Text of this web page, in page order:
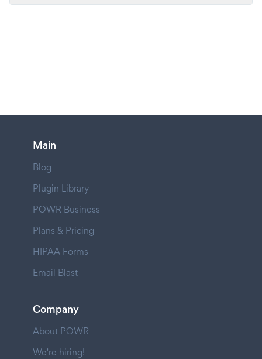
Main
Blog
Plugin Library
POWR Business
Plans & Pricing
HIPAA Forms
Email Blast
Company
About POWR
We're hiring!